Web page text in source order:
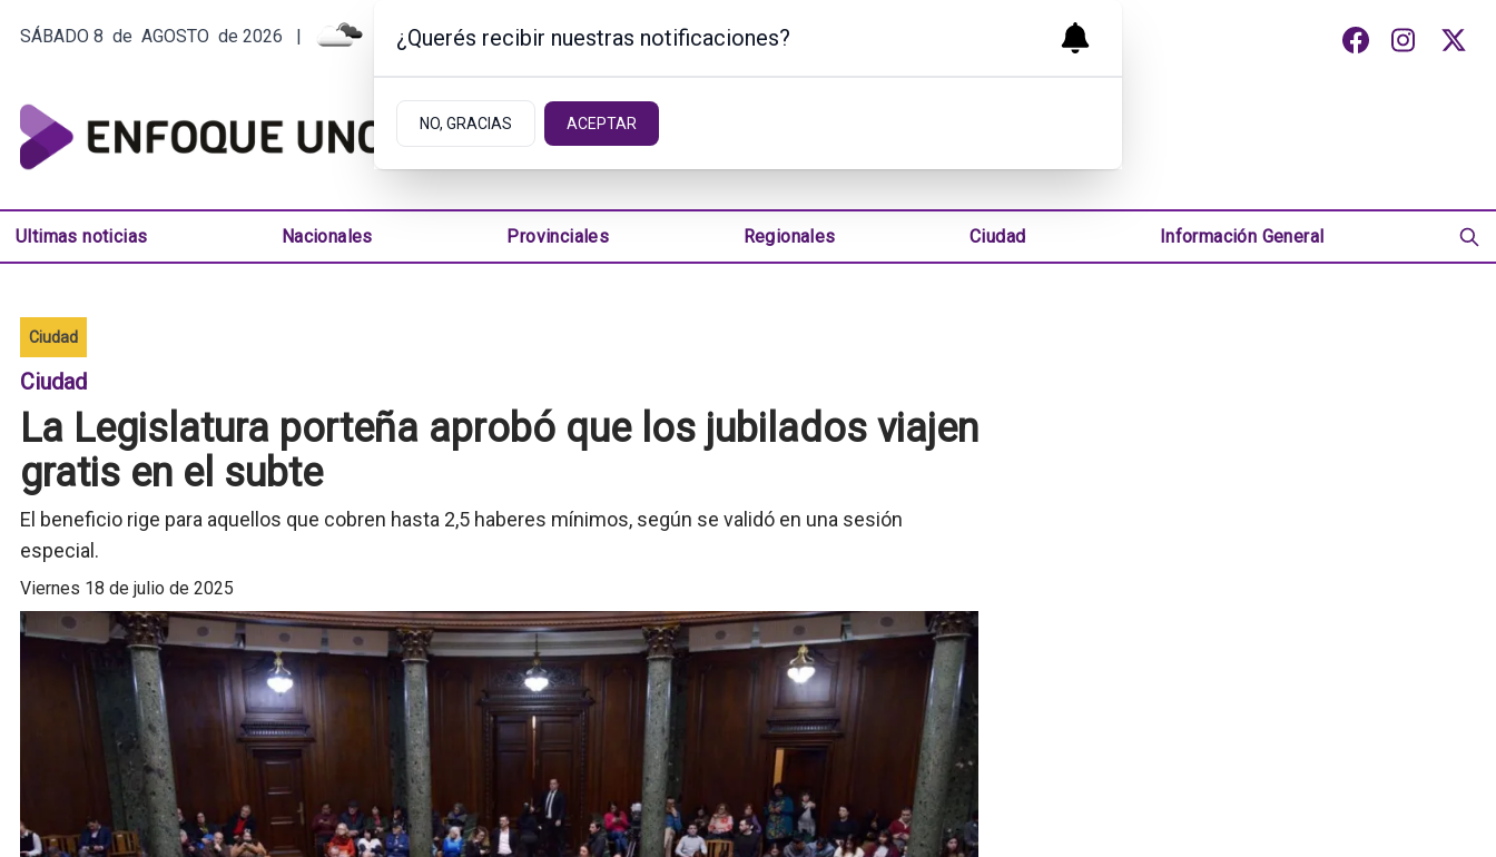
SÁBADO 8 de AGOSTO de 2026 | 7.7ºC | ARGENTINA
Ultimas noticias Nacionales Provinciales Regionales Ciudad Información General
Ciudad
Ciudad
La Legislatura porteña aprobó que los jubilados viajen
gratis en el subte
El beneficio rige para aquellos que cobren hasta 2,5 haberes mínimos, según se validó en una sesión
especial.
viernes 18 de julio de 2025
¿Querés recibir nuestras notificaciones?
NO, GRACIAS ACEPTAR